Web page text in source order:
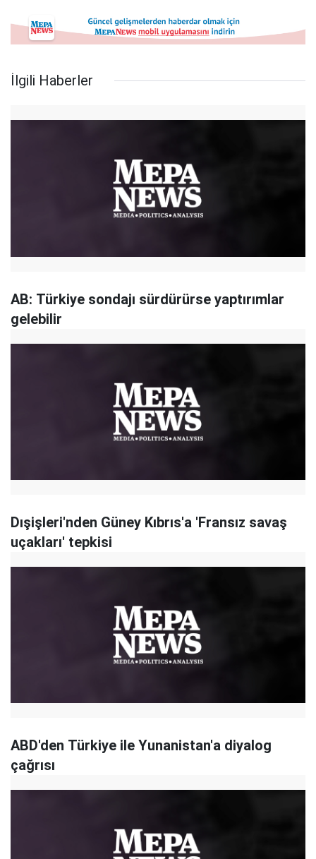
İlgili Haberler
AB: Türkiye sondajı sürdürürse yaptırımlar
gelebilir
Dışişleri'nden Güney Kıbrıs'a 'Fransız savaş
uçakları' tepkisi
ABD'den Türkiye ile Yunanistan'a diyalog
çağrısı